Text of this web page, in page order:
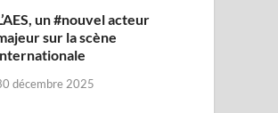
un #nouvel acteur
sur la scène
décembre 2025